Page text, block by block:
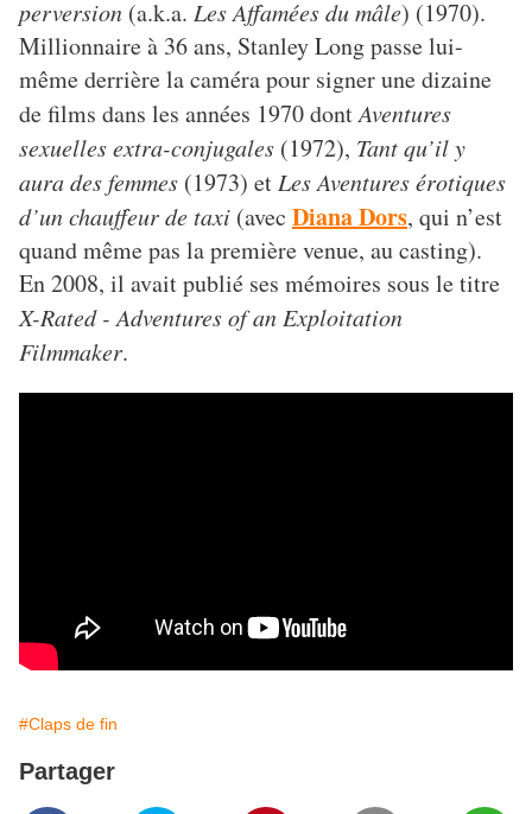
perversion (a.k.a. Les Affamées du mâle) (1970).
Millionnaire à 36 ans, Stanley Long passe lui-
même derrière la caméra pour signer une dizaine
de films dans les années 1970 dontAventures
sexuelles extra-conjugales (1972), Tant qu’il y
aura des femmes (1973) et Les Aventures érotiques
d’un chauffeur de taxi (avec Diana Dors, qui n’est
quand même pas la première venue, au casting).
En 2008, il avait publié ses mémoires sous le titre
X-Rated - Adventures of an Exploitation
Filmmaker.
#Claps de fin
Partager